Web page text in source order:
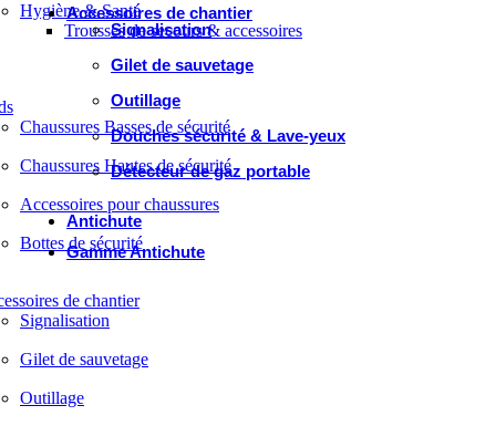
Accessoires de chantier
Signalisation
Gilet de sauvetage
Outillage
Douches sécurité & Lave-yeux
Détecteur de gaz portable
Antichute
Gamme Antichute
Hygiène & Santé
Trousses de secours & accessoires
Chaussures Basses de sécurité
Chaussures Hautes de sécurité
Accessoires pour chaussures
Bottes de sécurité
de chantier
Signalisation
Gilet de sauvetage
Outillage